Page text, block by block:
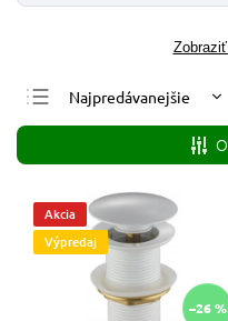
Najpredávanejšie
Najlacnejšie
Najdrahšie
Abecedne
Akcia
Výpredaj
–26 %